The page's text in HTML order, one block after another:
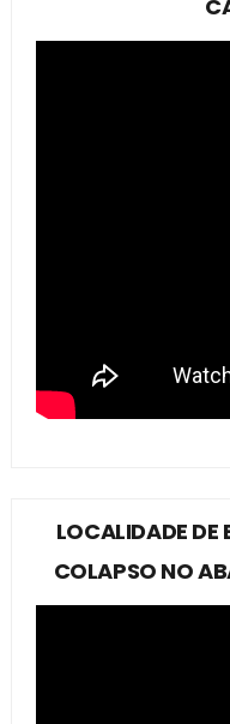
LOCALIDADE DE
COLAPSO NO